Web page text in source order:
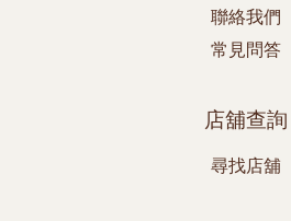
聯絡我們
常見問答
店舖查詢
尋找店舖